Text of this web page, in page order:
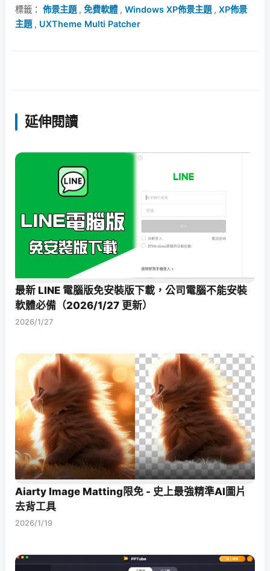
標籤： 佈景主題, 免費軟體, Windows XP佈景主題, XP佈景
主題, UXTheme Multi Patcher
延伸閱讀
最新 LINE 電腦版免安裝版下載，公司電腦不能安裝
軟體必備（2026/1/27 更新）
2026/1/27
Aiarty Image Matting限免 - 史上最強精準AI圖片
去背工具
2026/1/19